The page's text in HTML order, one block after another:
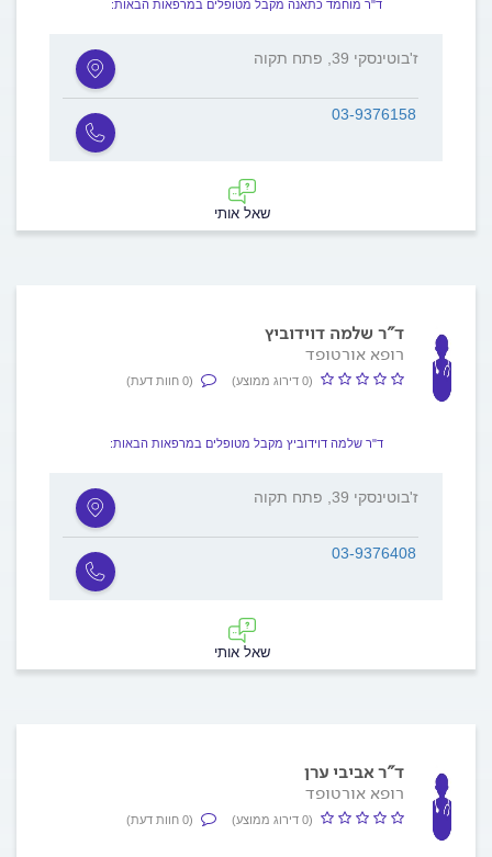
ד"ר מוחמד כתאנה מקבל מטופלים במרפאות הבאות:
ז'בוטינסקי 39, פתח תקוה
03-9376158
שאל אותי
ד"ר שלמה דוידוביץ
רופא אורטופד
(0 דירוג ממוצע) (0 חוות דעת)
ד"ר שלמה דוידוביץ מקבל מטופלים במרפאות הבאות:
ז'בוטינסקי 39, פתח תקוה
03-9376408
שאל אותי
ד"ר אביבי ערן
רופא אורטופד
(0 דירוג ממוצע) (0 חוות דעת)